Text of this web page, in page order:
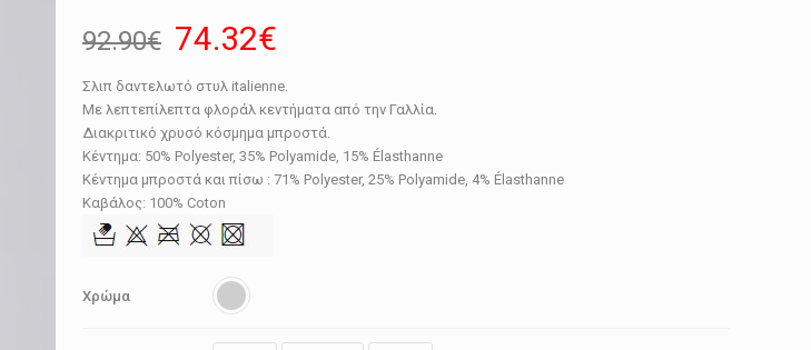
92.90€ Original
price
was:
92.90€.
74.32€
τιμή
είναι:
74.32€.
Σλιπ δαντελωτό στυλ italienne.
Με λεπτεπίλεπτα φλοράλ κεντήματα από την Γαλλία.
Διακριτικό χρυσό κόσμημα μπροστά.
Κέντημα: 50% Polyester, 35% Polyamide, 15% Élasthanne
Κέντημα μπροστά και πίσω : 71% Polyester, 25% Polyamide, 4% Élasthanne
Καβάλος: 100% Coton
Χρώμα